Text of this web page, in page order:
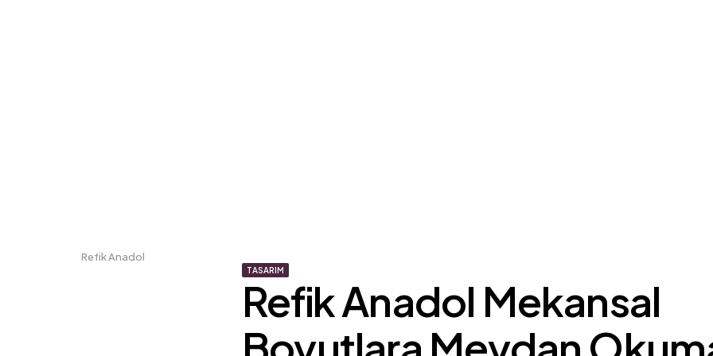
Refik Anadol
TASARIM
Refik Anadol Mekansal